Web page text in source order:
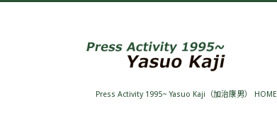
Press Activity 1995~ Yasuo Kaji（加治康男） HOME